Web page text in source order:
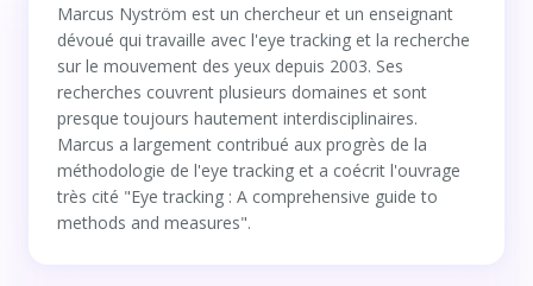
Marcus Nyström est un chercheur et un enseignant
dévoué qui travaille avec l'eye tracking et la recherche
sur le mouvement des yeux depuis 2003. Ses
recherches couvrent plusieurs domaines et sont
presque toujours hautement interdisciplinaires.
Marcus a largement contribué aux progrès de la
méthodologie de l'eye tracking et a coécrit l'ouvrage
très cité "Eye tracking : A comprehensive guide to
methods and measures".